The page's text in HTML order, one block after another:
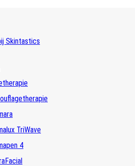
Skintastics
TriWave
4